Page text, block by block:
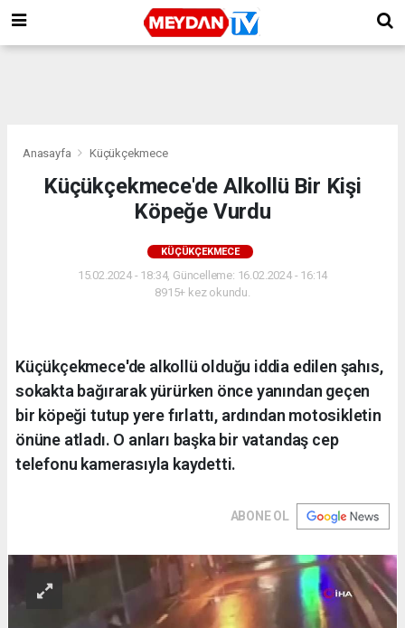
Anasayfa Küçükçekmece
Küçükçekmece'de Alkollü Bir Kişi
Köpeğe Vurdu
KÜÇÜKÇEKMECE
15.02.2024 - 18:34, Güncelleme: 16.02.2024 - 16:14
8915+ kez okundu.
Küçükçekmece'de alkollü olduğu iddia edilen şahıs,
sokakta bağırarak yürürken önce yanından geçen
bir köpeği tutup yere fırlattı, ardından motosikletin
önüne atladı. O anları başka bir vatandaş cep
telefonu kamerasıyla kaydetti.
ABONE OL